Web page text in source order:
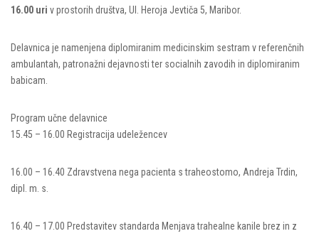
16.00 uri v prostorih društva, Ul. Heroja Jevtiča 5, Maribor.
Delavnica je namenjena diplomiranim medicinskim sestram v referenčnih
ambulantah, patronažni dejavnosti ter socialnih zavodih in diplomiranim
babicam.
Program učne delavnice
15.45 – 16.00 Registracija udeležencev
16.00 – 16.40 Zdravstvena nega pacienta s traheostomo, Andreja Trdin,
dipl. m. s.
16.40 – 17.00 Predstavitev standarda Menjava trahealne kanile brez in z